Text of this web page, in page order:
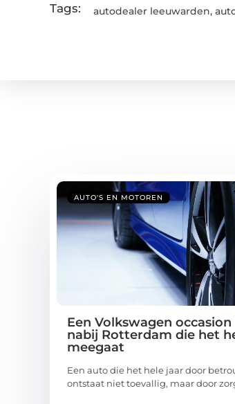
Tags: autodealer leeuwarden,
AUTO'S EN MOTOREN
Een Volkswagen
nabij Rotterdam die het
meegaat
Een auto die het hele jaar door
ontstaat niet toevallig, maar door